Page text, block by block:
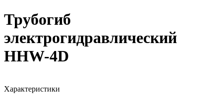
Трубогиб
электрогидравлический
HHW-4D
Характеристики